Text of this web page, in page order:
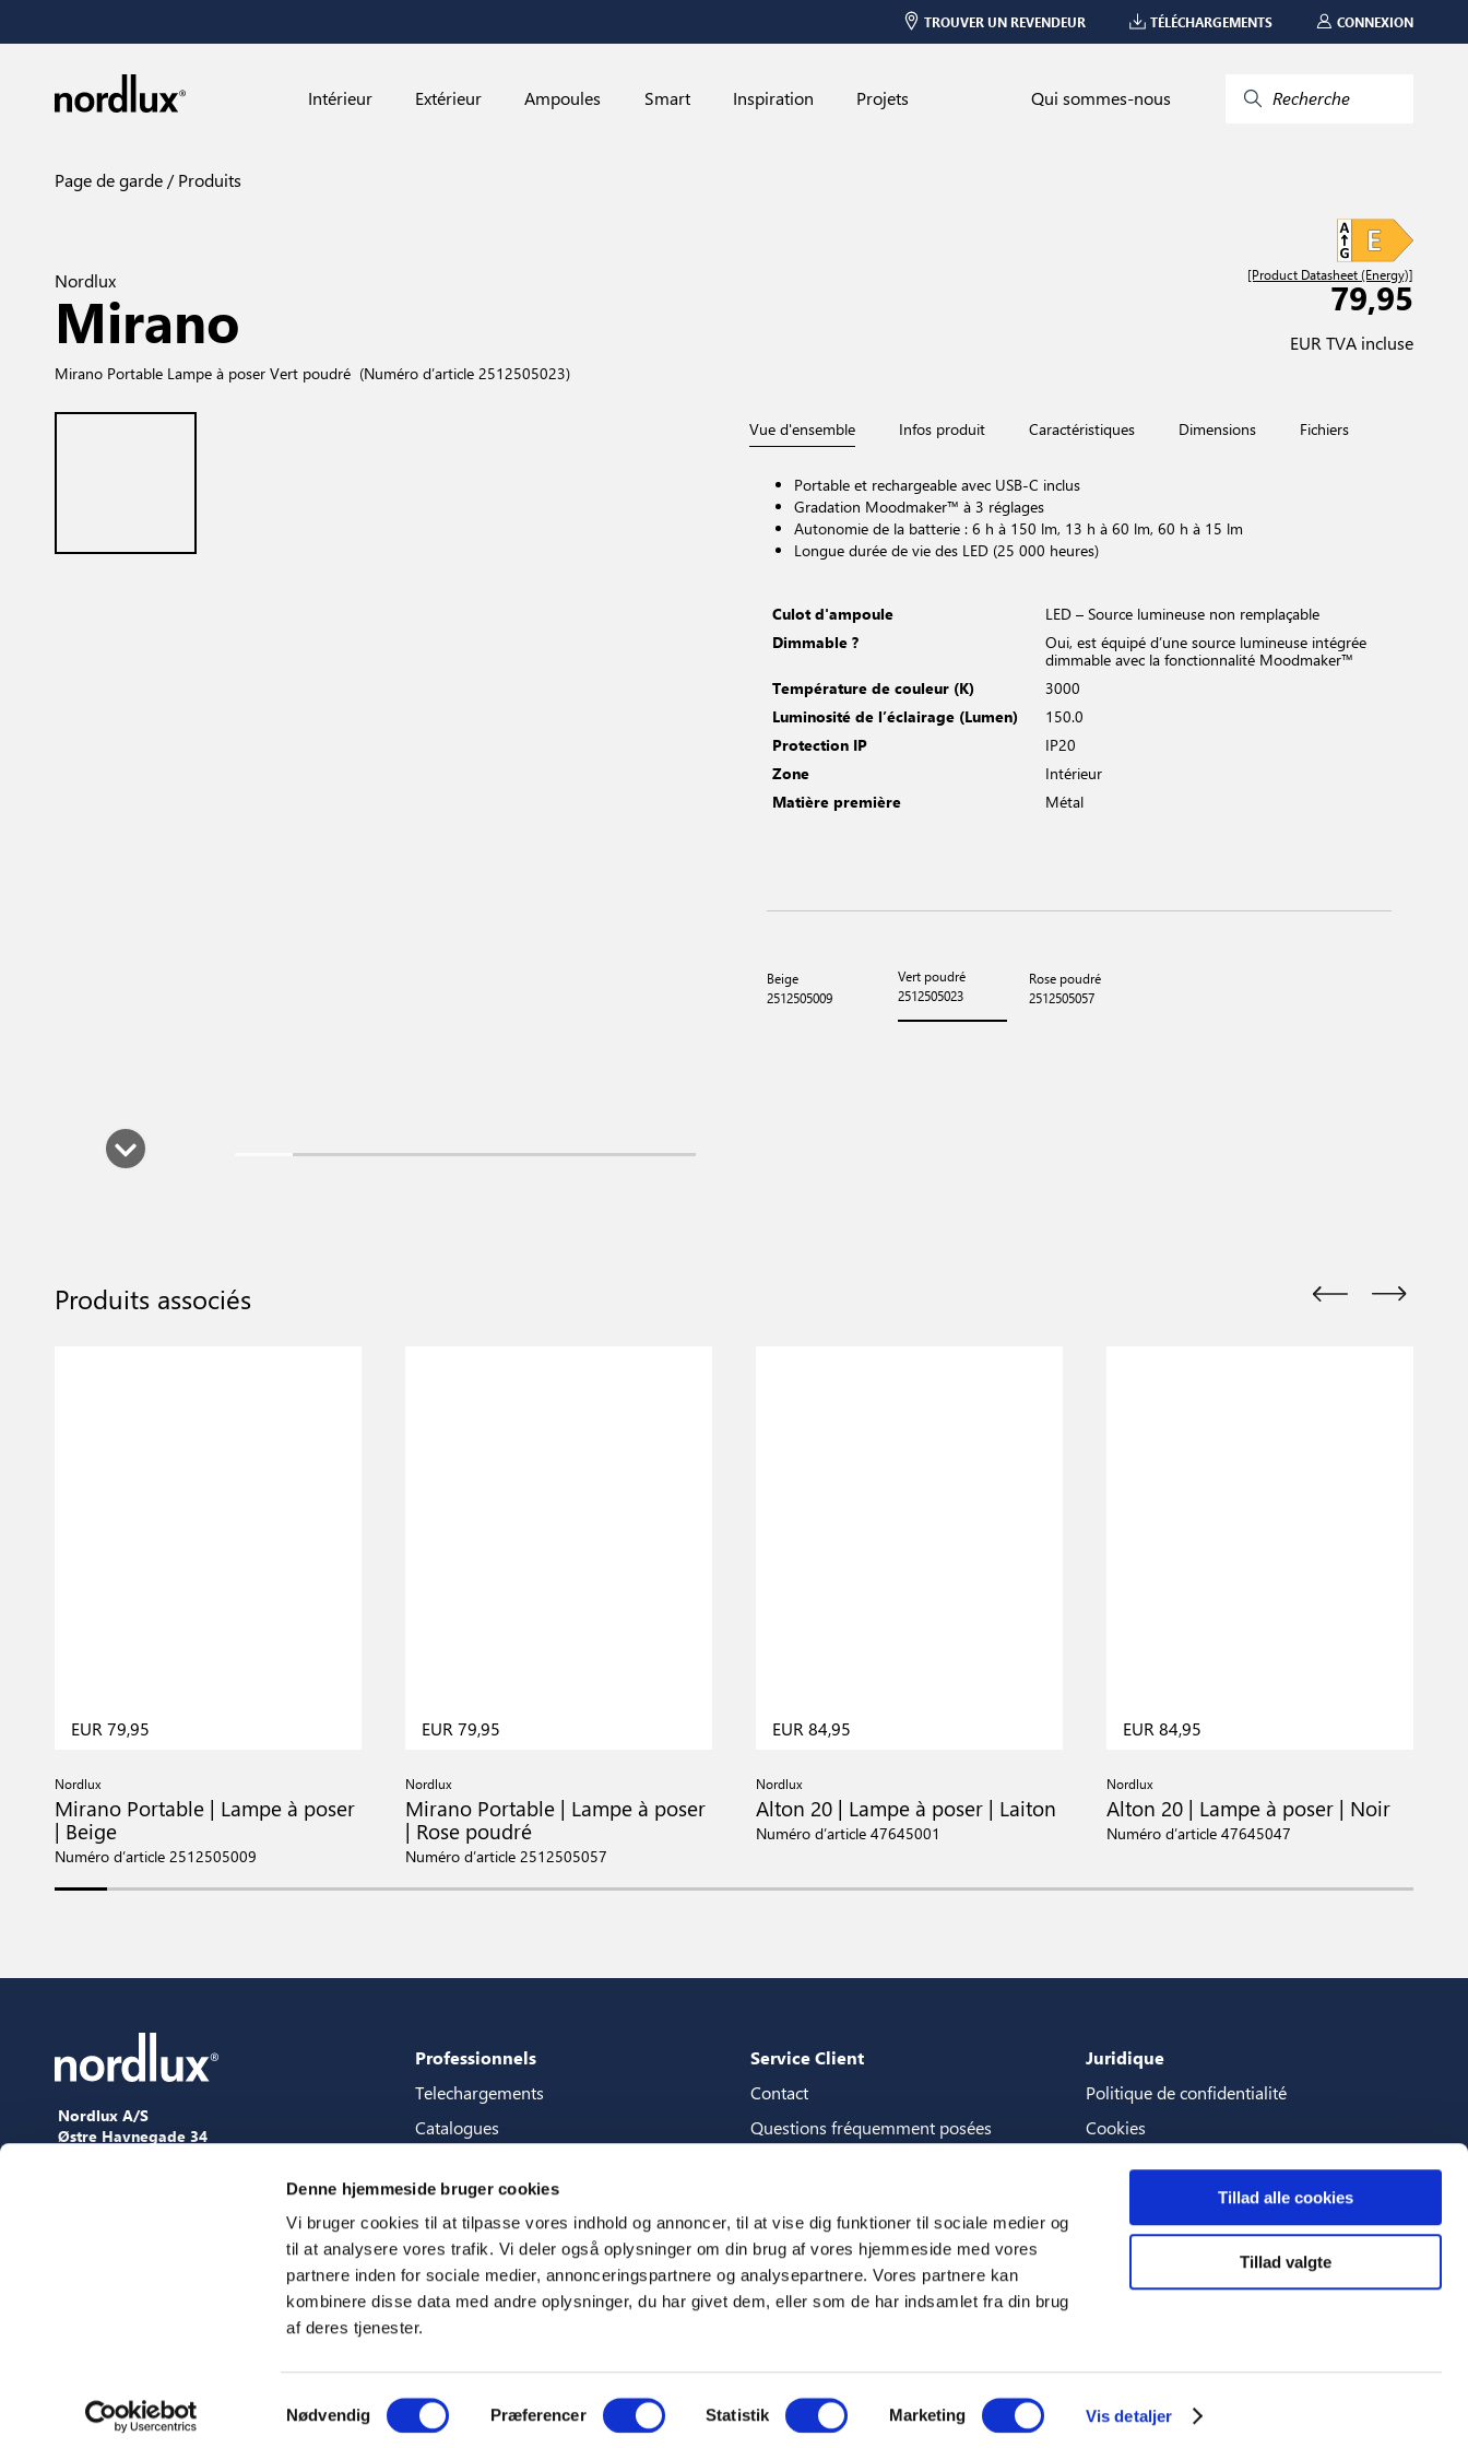
Denne hjemmeside bruger cookies
Vi bruger cookies til at tilpasse vores indhold og annoncer, til at vise dig funktioner til sociale medier og
til at analysere vores trafik. Vi deler også oplysninger om din brug af vores hjemmeside med vores
partnere inden for sociale medier, annonceringspartnere og analysepartnere. Vores partnere kan
kombinere disse data med andre oplysninger, du har givet dem, eller som de har indsamlet fra din brug
af deres tjenester.
Samtykkevalg
Nødvendig Præferencer Statistik Marketing Vis detaljer
Tillad alle cookies
Tillad valgte
TROUVER UN REVENDEUR TÉLÉCHARGEMENTS CONNEXION
Intérieur Extérieur Ampoules Smart Inspiration Projets Qui sommes-nous Recherche
Page de garde Produits
Nordlux
Mirano
Mirano Portable Lampe à poser Vert poudré (Numéro d’article 2512505023)
[Product Datasheet (Energy)]
79,95
EUR TVA incluse
Vue d'ensemble Infos produit Caractéristiques Dimensions Fichiers
Portable et rechargeable avec USB-C inclus
Gradation Moodmaker™ à 3 réglages
Autonomie de la batterie : 6 h à 150 lm, 13 h à 60 lm, 60 h à 15 lm
Longue durée de vie des LED (25 000 heures)
Culot d'ampoule
LED – Source lumineuse non remplaçable
Dimmable ?
Oui, est équipé d’une source lumineuse intégrée
dimmable avec la fonctionnalité Moodmaker™
Température de couleur (K)
3000
Luminosité de l’éclairage (Lumen)
150.0
Protection IP
IP20
Zone
Intérieur
Matière première
Métal
Beige
2512505009
Vert poudré
2512505023
Rose poudré
2512505057
Produits associés
EUR 79,95
Nordlux
Mirano Portable | Lampe à poser
| Beige
Numéro d’article 2512505009
EUR 79,95
Nordlux
Mirano Portable | Lampe à poser
| Rose poudré
Numéro d’article 2512505057
EUR 84,95
Nordlux
Alton 20 | Lampe à poser | Laiton
Numéro d’article 47645001
EUR 84,95
Nordlux
Alton 20 | Lampe à poser | Noir
Numéro d’article 47645047
Nordlux A/S
Østre Havnegade 34
Professionnels
Telechargements
Catalogues
Guide de la boutique de contenu
Fichiers 3D
Presse
Showroom
Salons
Service Client
Contact
Questions fréquemment posées
CSR
Juridique
Politique de confidentialité
Cookies